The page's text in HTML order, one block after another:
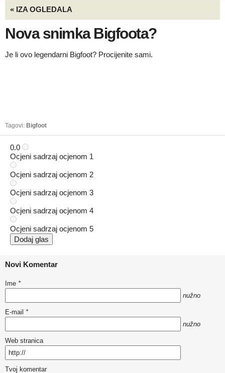
« IZA OGLEDALA
Nova snimka Bigfoota?
Je li ovo legendarni Bigfoot? Procijenite sami.
Tagovi: Bigfoot
0.0
Ocjeni sadrzaj ocjenom 1
Ocjeni sadrzaj ocjenom 2
Ocjeni sadrzaj ocjenom 3
Ocjeni sadrzaj ocjenom 4
Ocjeni sadrzaj ocjenom 5
Dodaj glas
Novi Komentar
Ime *
nužno
E-mail *
nužno
Web stranica
Tvoj komentar